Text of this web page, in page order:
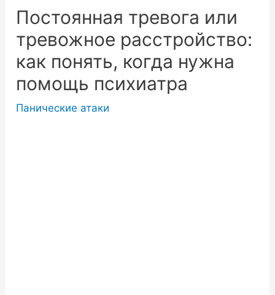
Постоянная тревога или
тревожное расстройство:
как понять, когда нужна
помощь психиатра
Панические атаки